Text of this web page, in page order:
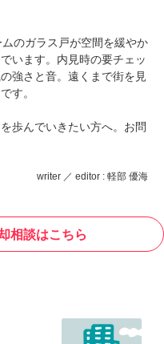
のガラス戸が空間を緩やか
います。内見時の要チェッ
強さと音。遠くまで街を見
す。
歩んでいきたい方へ。お問
writer ／ editor : 軽部 優海
相談はこちら